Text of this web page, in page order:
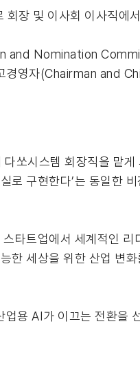
장 및 이사회 이사직에
and Nomination
영자(Chairman and
쏘시스템 회장직을 맡
로 구현한다’는 동일한
타트업에서 세계적인
한 세상을 위한 산업 변
용 AI가 이끄는 전환을